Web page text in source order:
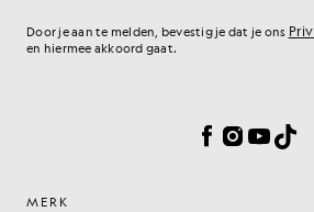
Door je aan te melden, bevestig je dat je ons
en hiermee akkoord gaat.
Facebook
Instagram
YouTube
MERK